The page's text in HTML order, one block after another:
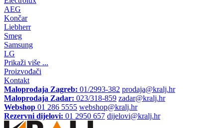
AEG
Končar
Liebherr
Smeg
Samsung
LG
Prikaži više ...
Proizvođači
Kontakt
Maloprodaja Zagreb: 01/2993-382 prodaja@kralj.hr
Maloprodaja Zadar: 023/318-859 zadar@kralj.hr
Webshop 01 286 5555 webshop@kralj.hr
Rezervni dijelovi: 01 2950 657 dijelovi@kralj.hr